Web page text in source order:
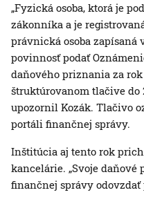
„Fyzická osoba, ktorá je
zákonníka a je
právnická osoba zapísaná
povinnosť podať
daňového priznania za
štruktúrovanom tlačive do
upozornil Kozák. Tlačivo
portáli finančnej správy.
Inštitúcia aj tento rok
kancelárie. „Svoje
finančnej správy